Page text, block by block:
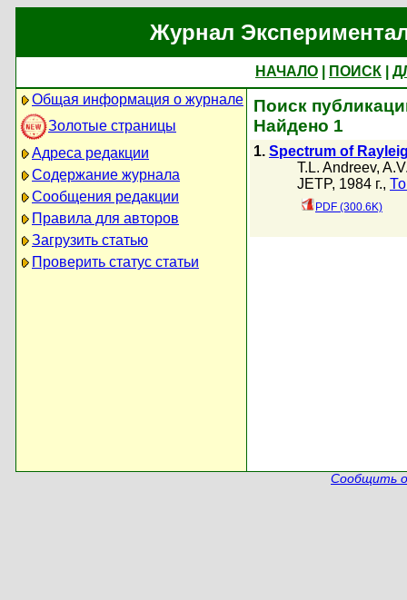
Журнал
НАЧАЛО ПОИСК
Общая информация о журнале
Золотые страницы
Адреса редакции
Содержание журнала
Сообщения редакции
Правила для авторов
Загрузить статью
Проверить статус статьи
Поиск
Найдено 1
1. Spectrum of
T.L. Andreev,
JETP, 1984 г.,
PDF (300.6K)
Сообщить о